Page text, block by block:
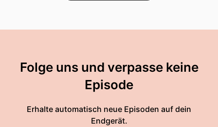
Folge uns und verpasse keine
Episode
Erhalte automatisch neue Episoden auf dein
Endgerät.